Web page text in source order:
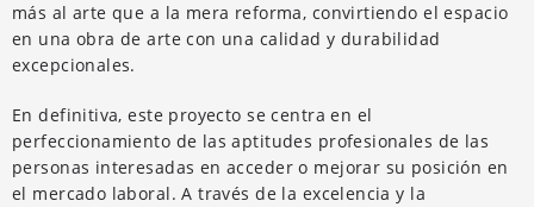
más al arte que a la mera reforma, convirtiendo el espacio
en una obra de arte con una calidad y durabilidad
excepcionales.
En definitiva, este proyecto se centra en el
perfeccionamiento de las aptitudes profesionales de las
personas interesadas en acceder o mejorar su posición en
el mercado laboral. A través de la excelencia y la